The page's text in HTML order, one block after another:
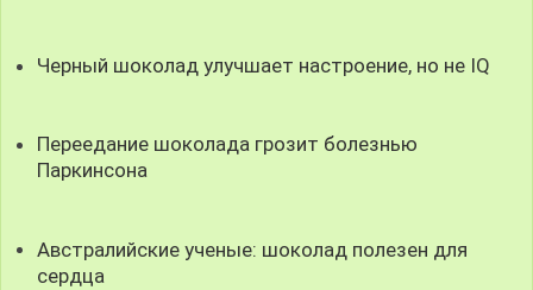
Черный шоколад улучшает настроение, но не IQ
Переедание шоколада грозит болезнью
Паркинсона
Австралийские ученые: шоколад полезен для
сердца